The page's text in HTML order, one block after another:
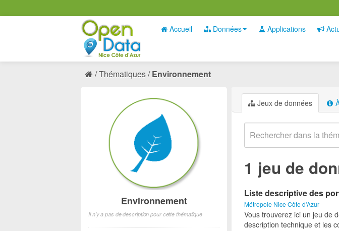
Accueil Données Applications
Thématiques Environnement
Jeux de données
1 jeu de
Liste descriptive des
Métropole Nice Côte d'Azur
Vous trouverez ici un jeu de
description technique et les
Environnement
Il n'y a pas de description pour cette thématique